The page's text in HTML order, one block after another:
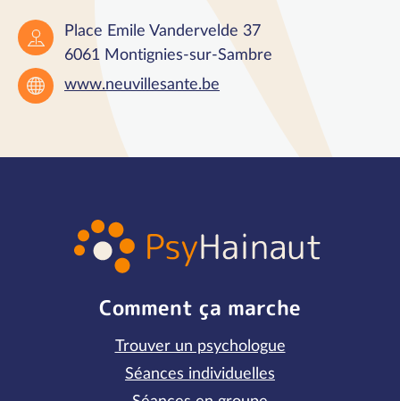
Place Emile Vandervelde 37
6061 Montignies-sur-Sambre
www.neuvillesante.be
Comment ça marche
Trouver un psychologue
Séances individuelles